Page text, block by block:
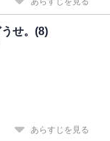
せ。(8)
あらすじを見る